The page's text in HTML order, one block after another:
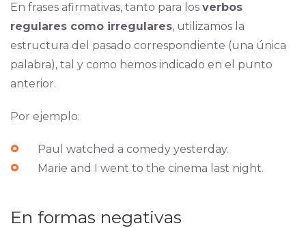
En frases afirmativas, tanto para los verbos
regulares como irregulares, utilizamos la
estructura del pasado correspondiente (una única
palabra), tal y como hemos indicado en el punto
anterior.
Por ejemplo:
Paul watched a comedy yesterday.
Marie and I went to the cinema last night.
En formas negativas